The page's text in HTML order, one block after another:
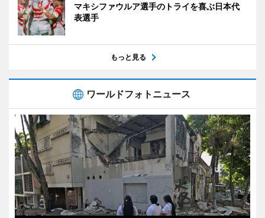
マキシファウルア選手のトライを喜ぶ日本代
表選手
もっと見る
ワールドフォトニュース